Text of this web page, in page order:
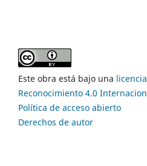
Este obra está bajo una
Reconocimiento 4.0
Política de acceso abierto
Derechos de autor